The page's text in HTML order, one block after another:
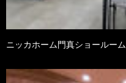
ニッカホーム門真ショールーム